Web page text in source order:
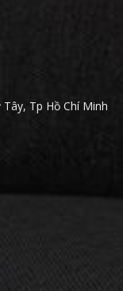
Tp Hồ Chí Minh